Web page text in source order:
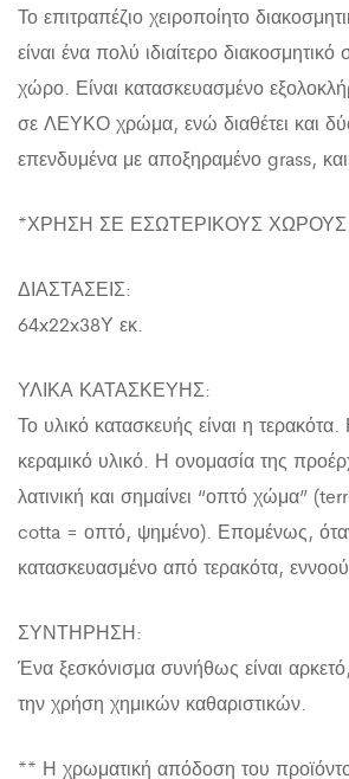
Το επιτραπέζιο χειροποίητο
είναι ένα πολύ ιδιαίτερο διακοσμητικό
χώρο. Είναι κατασκευασμένο
σε ΛΕΥΚΟ χρώμα, ενώ διαθέτει και
επενδυμένα με αποξηραμένο grass,
*ΧΡΗΣΗ ΣΕ ΕΣΩΤΕΡΙΚΟΥΣ
ΔΙΑΣΤΑΣΕΙΣ:
64x22x38Υ εκ.
ΥΛΙΚΑ ΚΑΤΑΣΚΕΥΗΣ:
Το υλικό κατασκευής είναι η τερακότα.
κεραμικό υλικό. Η ονομασία της
λατινική και σημαίνει “οπτό χώμα”
cotta = οπτό, ψημένο). Επομένως, όταν
κατασκευασμένο από τερακότα,
ΣΥΝΤΗΡΗΣΗ:
Ένα ξεσκόνισμα συνήθως είναι
την χρήση χημικών καθαριστικών.
** Η χρωματική απόδοση του